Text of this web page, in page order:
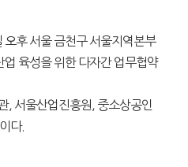
후 서울 금천구 서울지역본부
업 육성을 위한 다자간 업무협약
, 서울산업진흥원, 중소상공인
다.